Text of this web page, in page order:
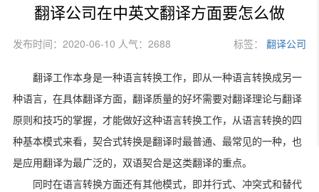
翻译公司在中英文翻译方面要怎么做
发布时间：2020-06-10 人气：2688 标签： 翻译公司
翻译工作本身是一种语言转换工作，即从一种语言转换成另一
种语言，在具体翻译方面，翻译质量的好坏需要对翻译理论与翻译
原则和技巧的掌握，才能做好这种语言转换工作，从语言转换的四
种基本模式来看，契合式转换是翻译时最普通、最常见的一种，也
是应用翻译为最广泛的，双语契合是这类翻译的重点。
同时在语言转换方面还有其他模式，即并行式、冲突式和替代